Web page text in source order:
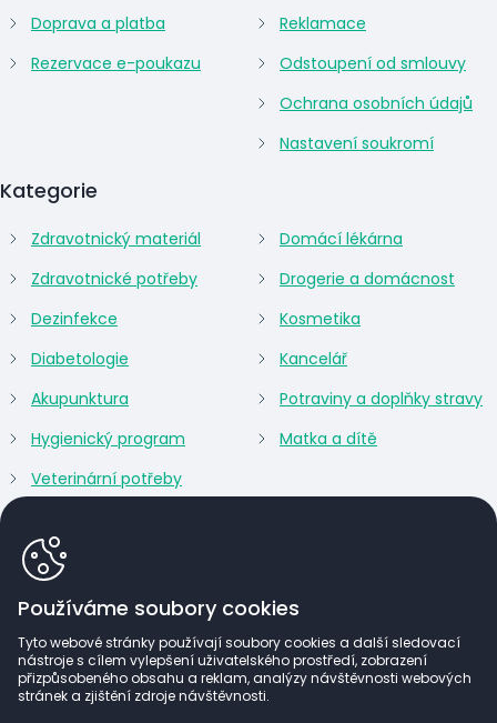
Používáme soubory cookies
Tyto webové stránky používají soubory cookies a další sledovací
nástroje s cílem vylepšení uživatelského prostředí, zobrazení
přizpůsobeného obsahu a reklam, analýzy návštěvnosti webových
stránek a zjištění zdroje návštěvnosti.
Doprava a platba
Rezervace e-poukazu
Kategorie
Zdravotnický materiál
Zdravotnické potřeby
Dezinfekce
Diabetologie
Akupunktura
Hygienický program
Veterinární potřeby
Domácí lékárna
Drogerie a domácnost
Kosmetika
Kancelář
Potraviny a doplňky stravy
Matka a dítě
Reklamace
Odstoupení od smlouvy
Ochrana osobních údajů
Nastavení soukromí